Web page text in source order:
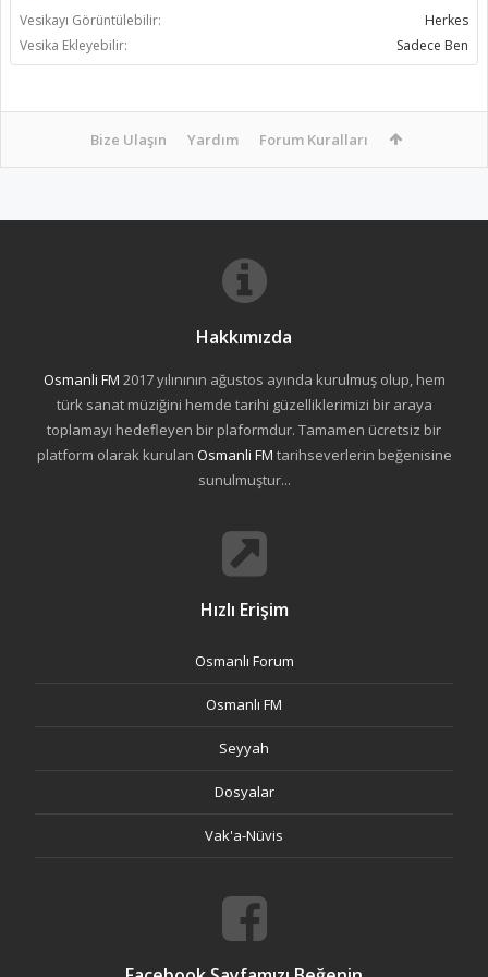
Vesikayı Görüntülebilir:
Herkes
Vesika Ekleyebilir:
Sadece Ben
Bize Ulaşın Yardım Forum Kuralları
Hakkımızda
Osmanli FM 2017 yılınının ağustos ayında kurulmuş olup, hem
türk sanat müziğini hemde tarihi güzelliklerimizi bir araya
toplamayı hedefleyen bir plaformdur. Tamamen ücretsiz bir
platform olarak kurulan Osmanli FM tarihseverlerin beğenisine
sunulmuştur...
Hızlı Erişim
Osmanlı Forum
Osmanlı FM
Seyyah
Dosyalar
Vak'a-Nüvis